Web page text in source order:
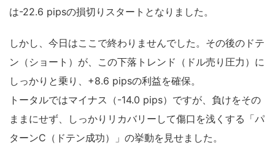
は-22.6 pipsの損切りスタートとなりました。
しかし、今日はここで終わりませんでした。その後のドテ
ン（ショート）が、この下落トレンド（ドル売り圧力）に
しっかりと乗り、+8.6 pipsの利益を確保。
トータルではマイナス（-14.0 pips）ですが、負けをその
ままにせず、しっかりリカバリーして傷口を浅くする「パ
ターンC（ドテン成功）」の挙動を見せました。